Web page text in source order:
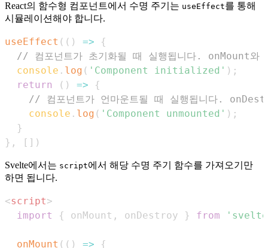
React의 함수형 컴포넌트에서 수명 주기는 useEffect를 통해
시뮬레이션해야 합니다.
useEffect ( ( ) =>
{
// 컴포넌트가 초기화될 때 실행됩니다. onMount와
console . log ( 'Component initialized' ) ;
return
( ) =>
{
// 컴포넌트가 언마운트될 때 실행됩니다.
console . log ( 'Component unmounted' ) ;
}
} , [ ] )
Svelte에서는 script에서 해당 수명 주기 함수를 가져오기만
하면 됩니다.
<script>
import
{ onMount , onDestroy } from
onMount ( ( ) => {